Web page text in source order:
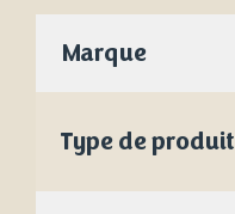
Marque
Type de produit